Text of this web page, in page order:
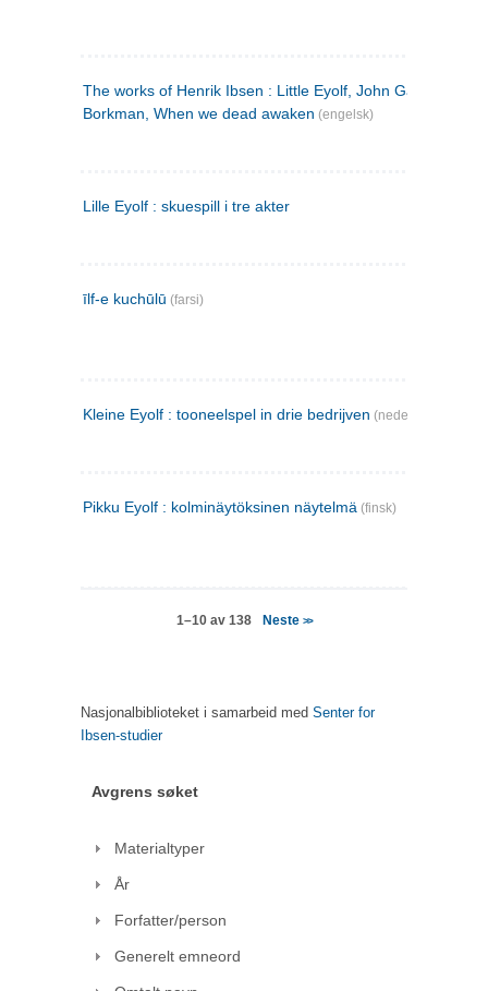
The works of Henrik Ibsen : Little Eyolf, John Gabriel
Borkman, When we dead awaken (engelsk)
Lille Eyolf : skuespill i tre akter
īlf-e kuchūlū (farsi)
Kleine Eyolf : tooneelspel in drie bedrijven (nederlandsk)
Pikku Eyolf : kolminäytöksinen näytelmä (finsk)
1–10 av 138 Neste >>
Nasjonalbiblioteket i samarbeid med Senter for
Ibsen-studier
Avgrens søket
Materialtyper
År
Forfatter/person
Generelt emneord